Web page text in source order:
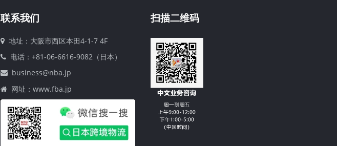
联系我们
地址：大阪市西区本田4-1-7 4F
电话：+81-06-6616-9082（日本）
business@nba.jp
网址：www.fba.jp
扫描二维码